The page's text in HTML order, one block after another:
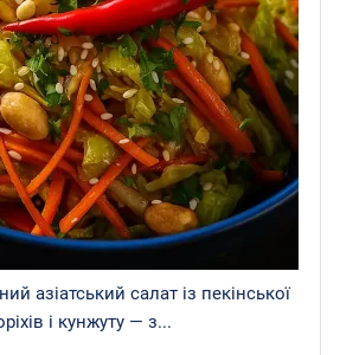
азіатський салат із пекінської
і кунжуту — з...